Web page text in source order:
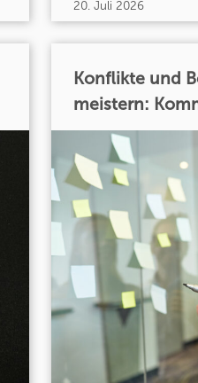
20. Juli 2026
Konflikte und
meistern: